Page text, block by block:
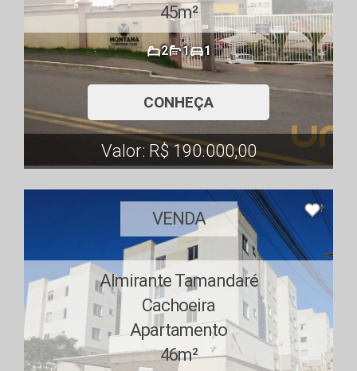
45m²
2 1 1
CONHEÇA
Valor: R$ 190.000,00
VENDA
Almirante Tamandaré
Cachoeira
Apartamento
46m²